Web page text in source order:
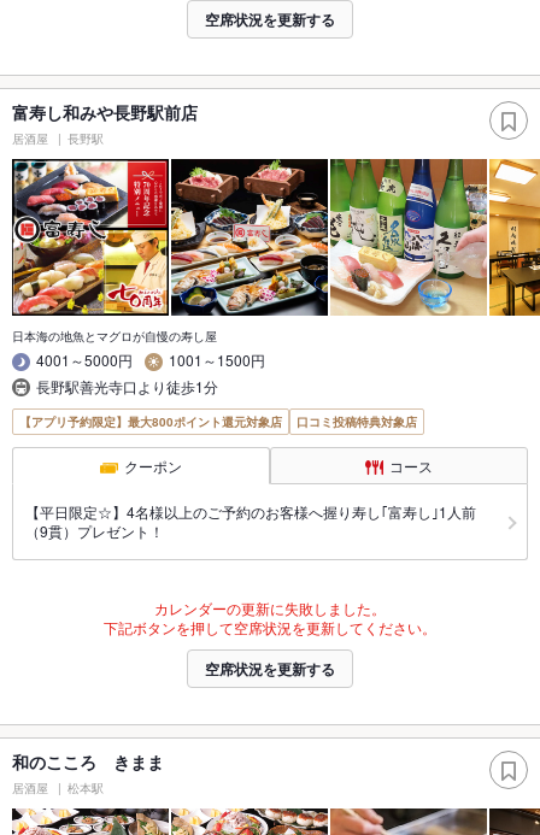
空席状況を更新する
富寿し和みや長野駅前店
居酒屋 長野駅
日本海の地魚とマグロが自慢の寿し屋
4001～5000円
1001～1500円
長野駅善光寺口より徒歩1分
【アプリ予約限定】最大800ポイント還元対象店 口コミ投稿特典対象店
クーポン コース
【平日限定☆】4名様以上のご予約のお客様へ握り寿し｢富寿し｣1人前
（9貫）プレゼント！
カレンダーの更新に失敗しました。
下記ボタンを押して空席状況を更新してください。
空席状況を更新する
和のこころ きまま
居酒屋 松本駅